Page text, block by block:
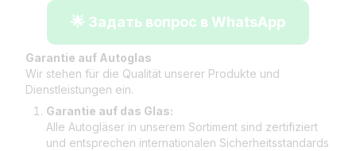
🌟 Задать вопрос в WhatsApp
Garantie auf Autoglas
Wir stehen für die Qualität unserer Produkte und
Dienstleistungen ein.
Garantie auf das Glas:
Alle Autogläser in unserem Sortiment sind zertifiziert
und entsprechen internationalen Sicherheitsstandards